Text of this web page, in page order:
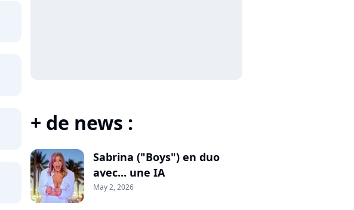
+ de news :
Sabrina ("Boys") en duo
avec... une IA
May 2, 2026